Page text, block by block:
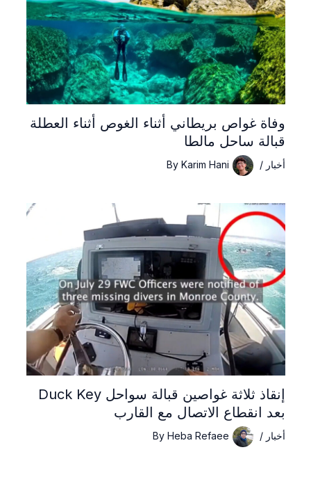
وفاة غواص بريطاني أثناء الغوص أثناء العطلة
قبالة ساحل مالطا
أخبار/
ByKarim Hani
إنقاذ ثلاثة غواصين قبالة سواحل Duck Key
بعد انقطاع الاتصال مع القارب
أخبار/
ByHeba Refaee